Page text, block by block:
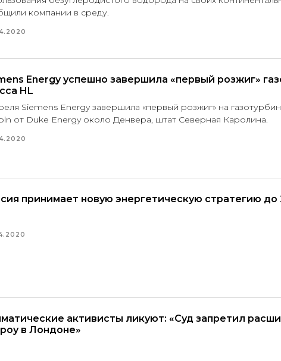
компании в среду.
Energy успешно завершила «первый розжиг»
HL
Siemens Energy завершила «первый розжиг» на
от Duke Energy около Денвера, штат Северная Каролина.
принимает новую энергетическую стратегию до
активисты ликуют: «Суд запретил
в Лондоне»